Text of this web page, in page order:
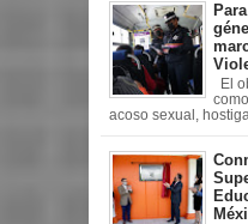
El
acoso sexual,